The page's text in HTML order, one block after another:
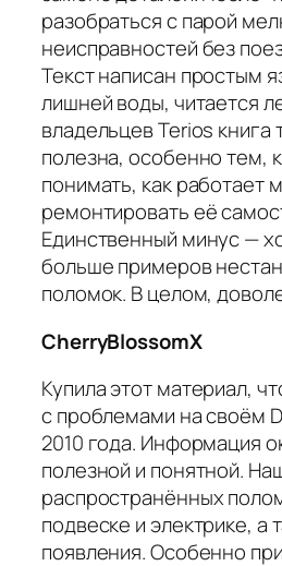
разобраться с парой
неисправностей без
Текст написан простым
лишней воды, читается
владельцев Terios книга
полезна, особенно тем,
понимать, как работает
ремонтировать её
Единственный минус —
больше примеров
поломок. В целом,
CherryBlossomX
Купила этот материал,
с проблемами на своём
2010 года. Информация
полезной и понятной.
распространённых
подвеске и электрике, а
появления. Особенно